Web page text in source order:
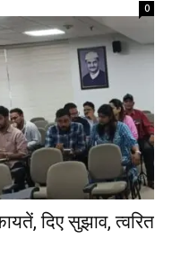
0
दिए सुझाव, त्वरित